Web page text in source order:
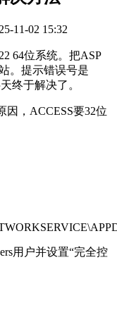
11-02 15:32
64位系统。把ASP
。提示错误号是
终于解决了。
因，ACCESS要32位
用户并设置“完全控